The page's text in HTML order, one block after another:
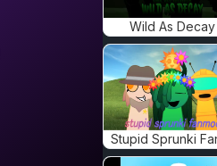
Wild As Decay